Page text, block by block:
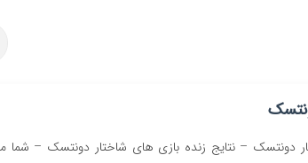
دونتسک – نتایج زنده بازی های شاختار دونتسک – شما